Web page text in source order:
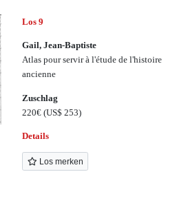
Los 9
Gail, Jean-Baptiste
Atlas pour servir à l'étude de l'histoire
ancienne
Zuschlag
220€(US$ 253)
Details
Los merken